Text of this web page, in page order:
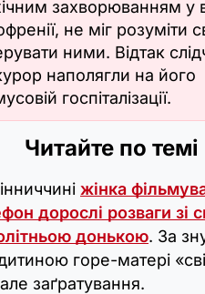
захворюванням у
не міг розуміти
ними. Відтак
наполягли на його
госпіталізації.
Читайте по темі
жінка
дорослі розвaги зі
донькою. За
горе-матері
заґратування.